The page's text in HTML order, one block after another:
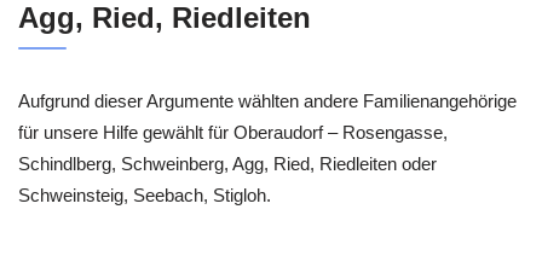
Agg, Ried, Riedleiten
Aufgrund dieser Argumente wählten andere Familienangehörige
für unsere Hilfe gewählt für Oberaudorf – Rosengasse,
Schindlberg, Schweinberg, Agg, Ried, Riedleiten oder
Schweinsteig, Seebach, Stigloh.